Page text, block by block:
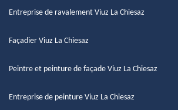
Entreprise de ravalement Viuz La Chiesaz
Façadier Viuz La Chiesaz
Peintre et peinture de façade Viuz La Chiesaz
Entreprise de peinture Viuz La Chiesaz